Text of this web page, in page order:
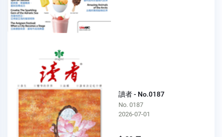
讀者 - No.0187
No. 0187
2026-07-01